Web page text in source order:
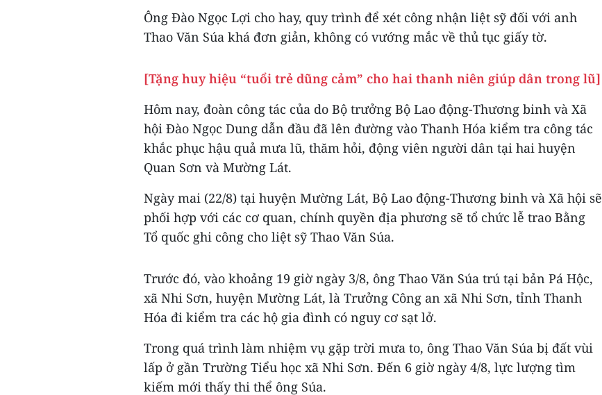
Ông Đào Ngọc Lợi cho hay, quy trình để xét công nhận liệt sỹ đối với anh
Thao Văn Súa khá đơn giản, không có vướng mắc về thủ tục giấy tờ.
[Tặng huy hiệu “tuổi trẻ dũng cảm” cho hai thanh niên giúp dân trong lũ]
Hôm nay, đoàn công tác của do Bộ trưởng Bộ Lao động-Thương binh và Xã
hội Đào Ngọc Dung dẫn đầu đã lên đường vào Thanh Hóa kiểm tra công tác
khắc phục hậu quả mưa lũ, thăm hỏi, động viên người dân tại hai huyện
Quan Sơn và Mường Lát.
Ngày mai (22/8) tại huyện Mường Lát, Bộ Lao động-Thương binh và Xã hội sẽ
phối hợp với các cơ quan, chính quyền địa phương sẽ tổ chức lễ trao Bằng
Tổ quốc ghi công cho liệt sỹ Thao Văn Súa.
Trước đó, vào khoảng 19 giờ ngày 3/8, ông Thao Văn Súa trú tại bản Pá Hộc,
xã Nhi Sơn, huyện Mường Lát, là Trưởng Công an xã Nhi Sơn, tỉnh Thanh
Hóa đi kiểm tra các hộ gia đình có nguy cơ sạt lở.
Trong quá trình làm nhiệm vụ gặp trời mưa to, ông Thao Văn Súa bị đất vùi
lấp ở gần Trường Tiểu học xã Nhi Sơn. Đến 6 giờ ngày 4/8, lực lượng tìm
kiếm mới thấy thi thể ông Súa.